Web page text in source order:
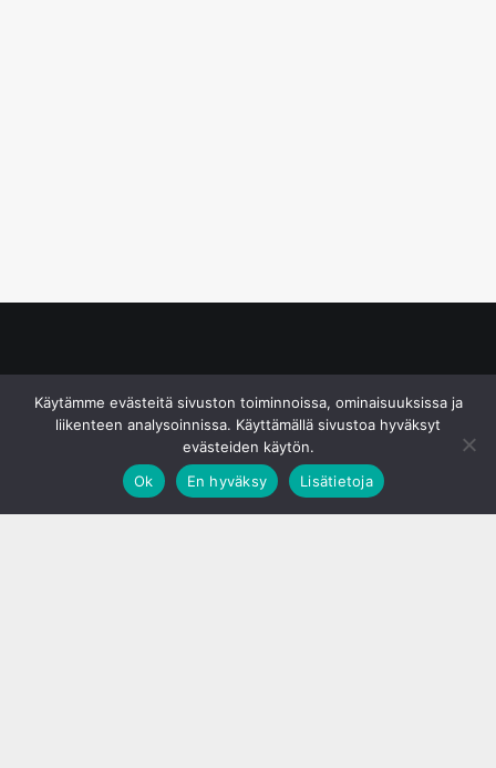
Käytämme evästeitä sivuston toiminnoissa, ominaisuuksissa ja
liikenteen analysoinnissa. Käyttämällä sivustoa hyväksyt
evästeiden käytön.
Ok
En hyväksy Lisätietoja